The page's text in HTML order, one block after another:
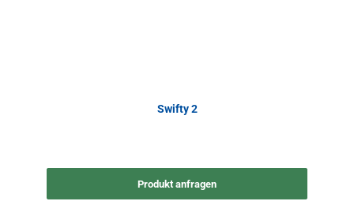
Swifty 2
Produkt anfragen